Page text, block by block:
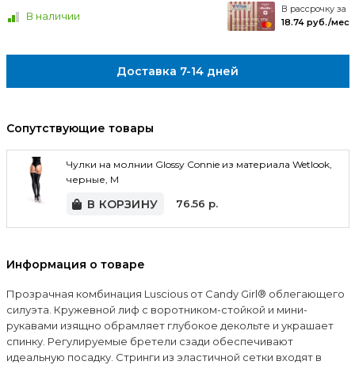
В наличии
В рассрочку за
18.74 руб./мес
Доставка 7-14 дней
Сопутствующие товары
Чулки на молнии Glossy Connie из материала Wetlook,
черные, M
В КОРЗИНУ 76.56 р.
Информация о товаре
Прозрачная комбинация Luscious от Сandy Girl® облегающего
силуэта. Кружевной лиф с воротником-стойкой и мини-
рукавами изящно обрамляет глубокое декольте и украшает
спинку. Регулируемые бретели сзади обеспечивают
идеальную посадку. Стринги из эластичной сетки входят в